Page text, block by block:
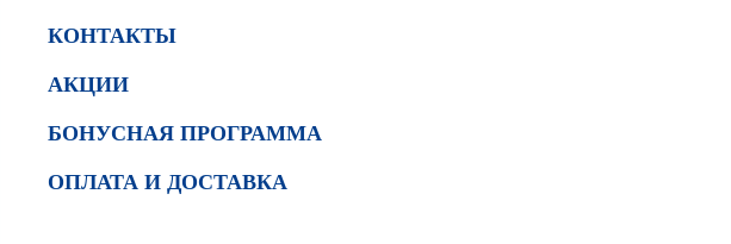
КОНТАКТЫ
АКЦИИ
БОНУСНАЯ ПРОГРАММА
ОПЛАТА И ДОСТАВКА